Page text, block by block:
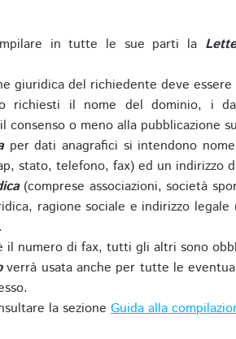
in tutte le sue parti la
giuridica del richiedente deve
richiesti il nome del dominio, i
consenso o meno alla pubblicazione
per dati anagrafici si intendono
stato, telefono, fax) ed un indirizzo
(comprese associazioni, società
ragione sociale e indirizzo
il numero di fax, tutti gli altri sono
verrà usata anche per tutte le
la sezione Guida alla